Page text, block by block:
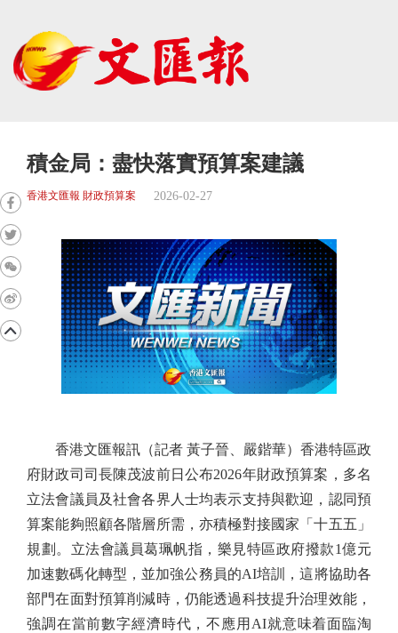
積金局：盡快落實預算案建議
香港文匯報 財政預算案 2026-02-27
香港文匯報訊（記者 黃子晉、嚴鍇華）香港特區政
府財政司司長陳茂波前日公布2026年財政預算案，多名
立法會議員及社會各界人士均表示支持與歡迎，認同預
算案能夠照顧各階層所需，亦積極對接國家「十五五」
規劃。立法會議員葛珮帆指，樂見特區政府撥款1億元
加速數碼化轉型，並加強公務員的AI培訓，這將協助各
部門在面對預算削減時，仍能透過科技提升治理效能，
強調在當前數字經濟時代，不應用AI就意味着面臨淘